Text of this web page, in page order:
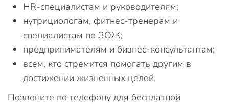
HR-специалистам и руководителям;
нутрициологам, фитнес-тренерам и
специалистам по ЗОЖ;
предпринимателям и бизнес-консультантам;
всем, кто стремится помогать другим в
достижении жизненных целей.
Позвоните по телефону для бесплатной